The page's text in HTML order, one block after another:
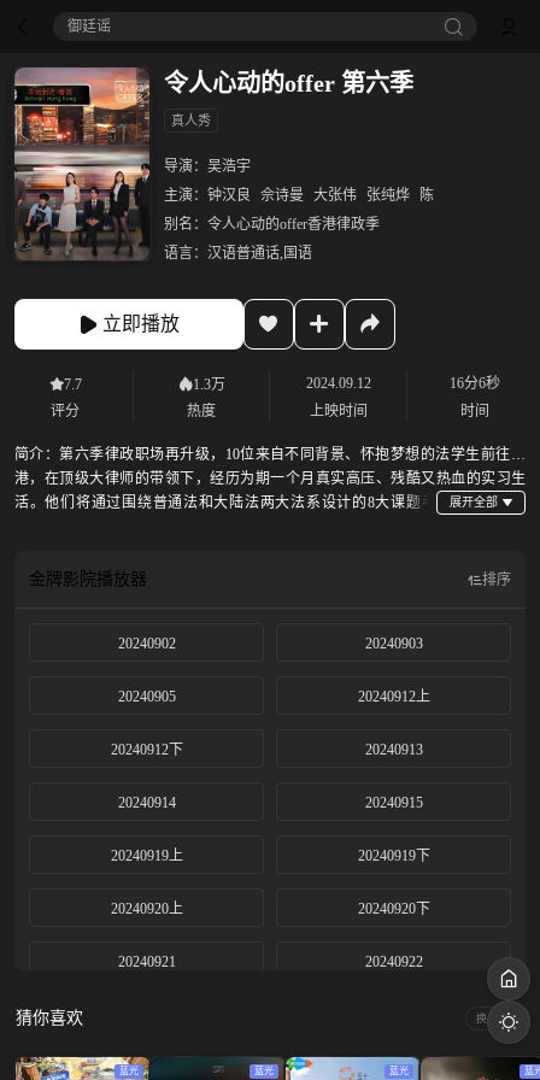
御廷谣‎
令人心动的offer 第六季
真人秀
导演： 吴浩宇
主演： 钟汉良 佘诗曼 大张伟 张纯烨
陈
别名： 令人心动的offer香港律政季
语言： 汉语普通话,国语
立即播放
7.7
评分
1.3万
热度
2024.09.12
上映时间
16分6秒
时间
简介：第六季律政职场再升级，10位来自不同背景、怀抱梦想的法学生前往香
港，在顶级大律师的带领下，经历为期一个月真实高压、残酷又热血的实习生
活。他们将通过围绕普通法和大陆法两大法系设计的8大课题考
金牌影院播放器 排序
20240902 20240903
20240905 20240912上
20240912下 20240913
20240914 20240915
20240919上 20240919下
20240920上 20240920下
20240921 20240922
20240926上 20240926下
猜你喜欢 换一换
蓝光 蓝光 蓝光 蓝